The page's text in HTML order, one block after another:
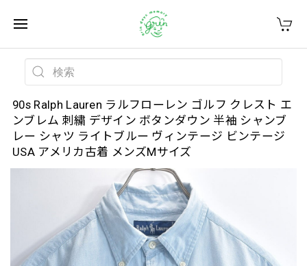
90s Ralph Lauren ラルフローレン ゴルフ クレスト エ
ンブレム 刺繍 デザイン ボタンダウン 半袖 シャンブ
レー シャツ ライトブルー ヴィンテージ ビンテージ
USA アメリカ古着 メンズMサイズ